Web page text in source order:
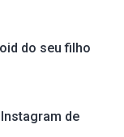
do seu filho
de